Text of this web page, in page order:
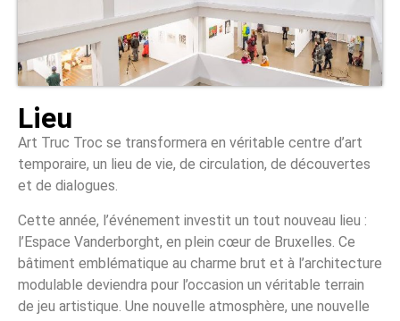
Lieu
Art Truc Troc se transformera en véritable centre d’art
temporaire, un lieu de vie, de circulation, de découvertes
et de dialogues.
Cette année, l’événement investit un tout nouveau lieu :
l’Espace Vanderborght, en plein cœur de Bruxelles. Ce
bâtiment emblématique au charme brut et à l’architecture
modulable deviendra pour l’occasion un véritable terrain
de jeu artistique. Une nouvelle atmosphère, une nouvelle